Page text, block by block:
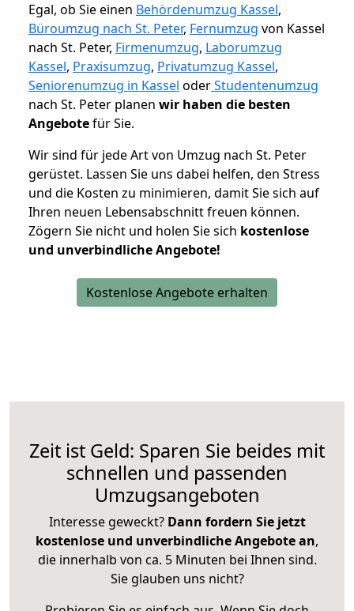
Egal, ob Sie einen Behördenumzug Kassel,
Büroumzug nach St. Peter, Fernumzug von Kassel
nach St. Peter, Firmenumzug, Laborumzug
Kassel, Praxisumzug, Privatumzug Kassel,
Seniorenumzug in Kassel oderStudentenumzug
nach St. Peter planen wir haben die besten
Angebotefür Sie.
Wir sind für jede Art von Umzug nach St. Peter
gerüstet. Lassen Sie uns dabei helfen, den Stress
und die Kosten zu minimieren, damit Sie sich auf
Ihren neuen Lebensabschnitt freuen können.
Zögern Sie nicht und holen Sie sich kostenlose
und unverbindliche Angebote!
Kostenlose Angebote erhalten
Zeit ist Geld: Sparen Sie beides mit
schnellen und passenden
Umzugsangeboten
Interesse geweckt? Dann fordern Sie jetzt
kostenlose und unverbindliche Angebote an,
die innerhalb von ca. 5 Minuten bei Ihnen sind.
Sie glauben uns nicht?